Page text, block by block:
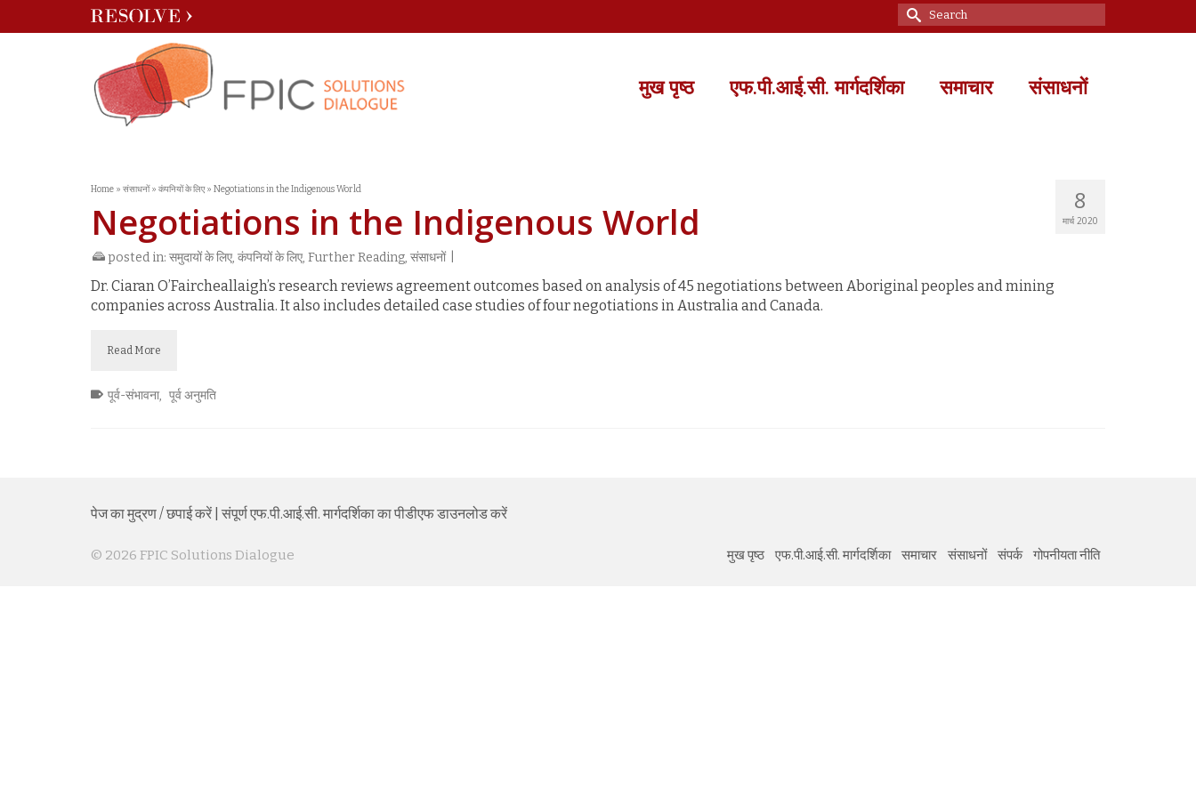
Search
for:
मुख पृष्ठ एफ.पी.आई.सी. मार्गदर्शिका समाचार संसाधनों
8
मार्च 2020
Home » संसाधनों » कंपनियों के लिए » Negotiations in the Indigenous World
Negotiations in the Indigenous World
posted in: समुदायों के लिए, कंपनियों के लिए, Further Reading, संसाधनों
Dr. Ciaran O’Faircheallaigh’s research reviews agreement outcomes based on analysis of 45 negotiations between Aboriginal peoples and mining
companies across Australia. It also includes detailed case studies of four negotiations in Australia and Canada.
Read More
पूर्व-संभावना, पूर्व अनुमति
पेज का मुद्रण / छपाई करें संपूर्ण एफ.पी.आई.सी. मार्गदर्शिका का पीडीएफ डाउनलोड करें
मुख पृष्ठ एफ.पी.आई.सी. मार्गदर्शिका समाचार संसाधनों संपर्क गोपनीयता नीति
© 2026 FPIC Solutions Dialogue